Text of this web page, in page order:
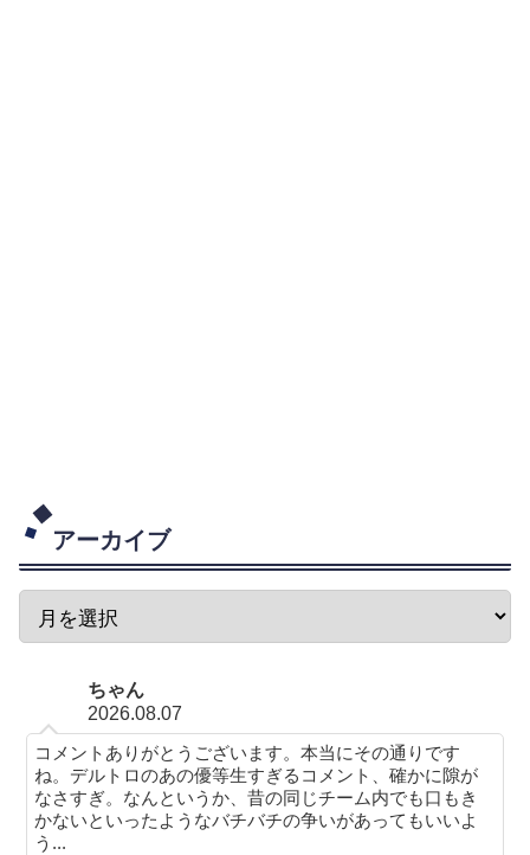
アーカイブ
ちゃん
2026.08.07
コメントありがとうございます。本当にその通りです
ね。デルトロのあの優等生すぎるコメント、確かに隙が
なさすぎ。なんというか、昔の同じチーム内でも口もき
かないといったようなバチバチの争いがあってもいいよ
う...